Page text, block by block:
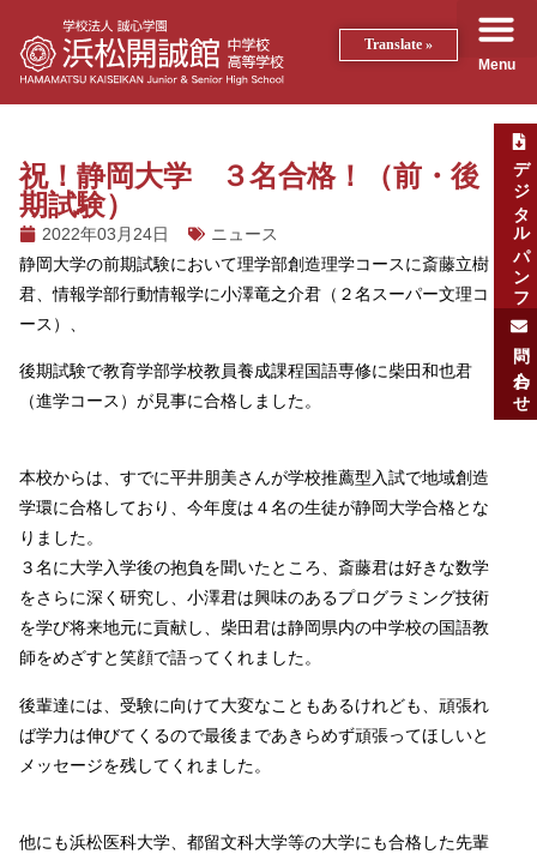
Menu
デジタルパンフ
問い合わせ
祝！静岡大学 ３名合格！（前・後
期試験）
2022年03月24日
ニュース
静岡大学の前期試験において理学部創造理学コースに斎藤立樹
君、情報学部行動情報学に小澤竜之介君（２名スーパー文理コ
ース）、
後期試験で教育学部学校教員養成課程国語専修に柴田和也君
（進学コース）が見事に合格しました。
本校からは、すでに平井朋美さんが学校推薦型入試で地域創造
学環に合格しており、今年度は４名の生徒が静岡大学合格とな
りました。
３名に大学入学後の抱負を聞いたところ、斎藤君は好きな数学
をさらに深く研究し、小澤君は興味のあるプログラミング技術
を学び将来地元に貢献し、柴田君は静岡県内の中学校の国語教
師をめざすと笑顔で語ってくれました。
後輩達には、受験に向けて大変なこともあるけれども、頑張れ
ば学力は伸びてくるので最後まであきらめず頑張ってほしいと
メッセージを残してくれました。
他にも浜松医科大学、都留文科大学等の大学にも合格した先輩
Translate »